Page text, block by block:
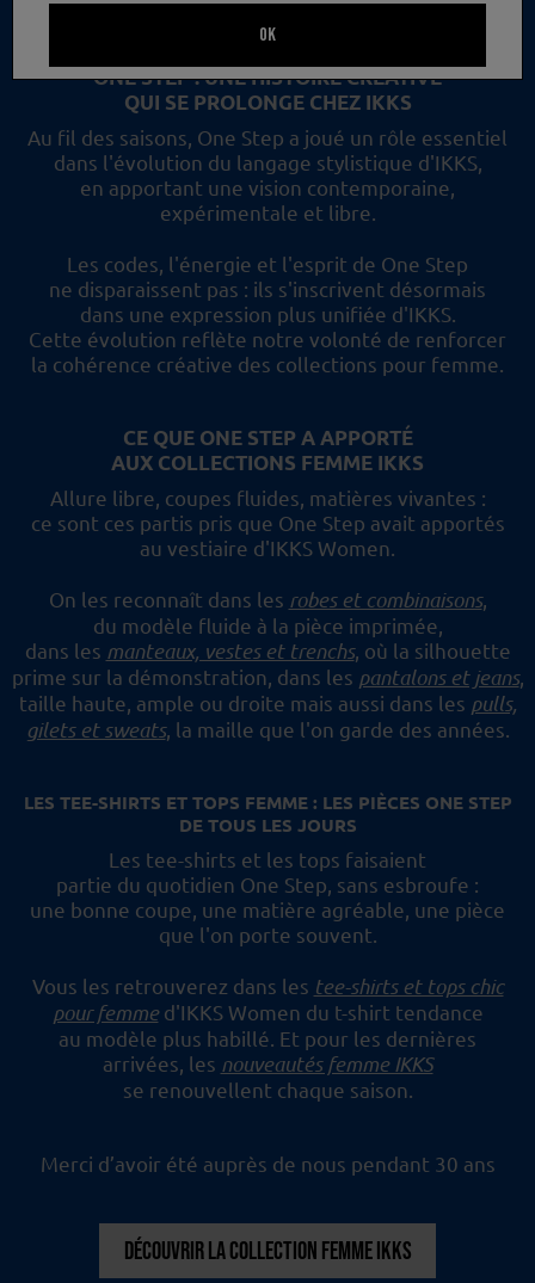
ONE STEP : UNE HISTOIRE CRÉATIVE
QUI SE PROLONGE CHEZ IKKS
Au fil des saisons, One Step a joué un rôle essentiel
dans l'évolution du langage stylistique d'IKKS,
en apportant une vision contemporaine,
expérimentale et libre.
Les codes, l'énergie et l'esprit de One Step
ne disparaissent pas : ils s'inscrivent désormais
dans une expression plus unifiée d'IKKS.
Cette évolution reflète notre volonté de renforcer
la cohérence créative des collections pour femme.
CE QUE ONE STEP A APPORTÉ
AUX COLLECTIONS FEMME IKKS
Allure libre, coupes fluides, matières vivantes :
ce sont ces partis pris que One Step avait apportés
au vestiaire d'IKKS Women.
On les reconnaît dans les robes et combinaisons,
du modèle fluide à la pièce imprimée,
dans les manteaux, vestes et trenchs, où la silhouette
prime sur la démonstration, dans les pantalons et jeans,
taille haute, ample ou droite mais aussi dans les pulls,
gilets et sweats, la maille que l'on garde des années.
LES TEE-SHIRTS ET TOPS FEMME : LES PIÈCES ONE STEP
DE TOUS LES JOURS
Les tee-shirts et les tops faisaient
partie du quotidien One Step, sans esbroufe :
une bonne coupe, une matière agréable, une pièce
que l'on porte souvent.
Vous les retrouverez dans les tee-shirts et tops chic
pour femmed'IKKS Women du t-shirt tendance
au modèle plus habillé. Et pour les dernières
arrivées, les nouveautés femme IKKS
se renouvellent chaque saison.
Merci d’avoir été auprès de nous pendant 30 ans
DÉCOUVRIR LA COLLECTION FEMME IKKS
OK